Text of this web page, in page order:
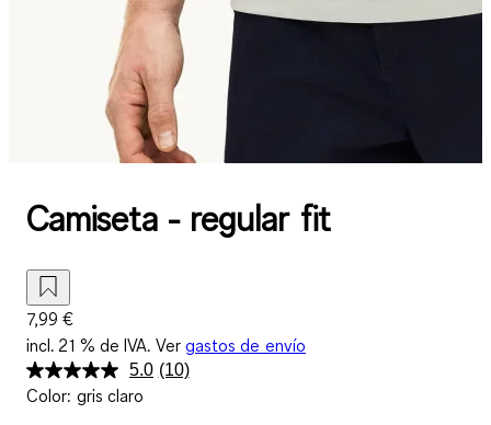
Camiseta - regular fit
7,99 €
incl. 21 % de IVA. Ver gastos de envío
5.0 Lea
(10)
Color: gris claro